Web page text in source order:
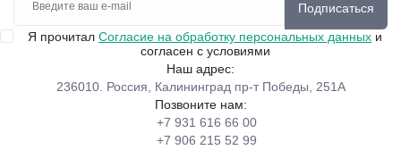
Подписаться
Я прочитал Согласие на обработку персональных данных и
согласен с условиями
Наш адрес:
236010. Россия, Калининград пр-т Победы, 251А
Позвоните нам:
+7 931 616 66 00
+7 906 215 52 99